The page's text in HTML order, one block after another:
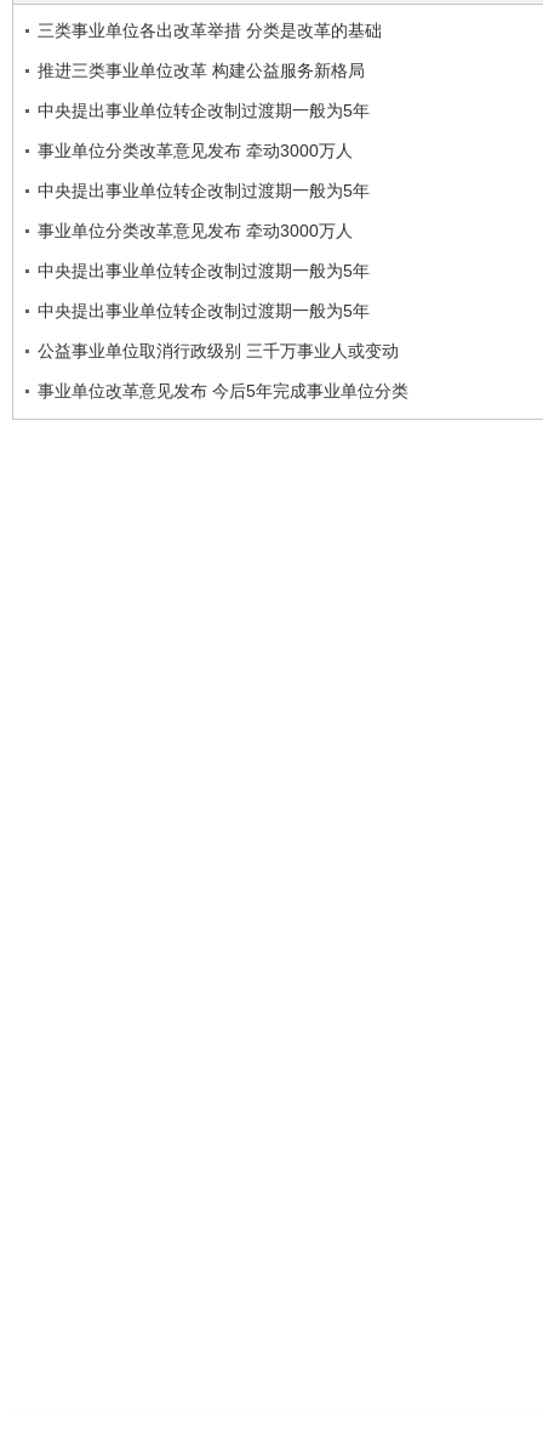
三类事业单位各出改革举措 分类是改革的基础
推进三类事业单位改革 构建公益服务新格局
中央提出事业单位转企改制过渡期一般为5年
事业单位分类改革意见发布 牵动3000万人
中央提出事业单位转企改制过渡期一般为5年
事业单位分类改革意见发布 牵动3000万人
中央提出事业单位转企改制过渡期一般为5年
中央提出事业单位转企改制过渡期一般为5年
公益事业单位取消行政级别 三千万事业人或变动
事业单位改革意见发布 今后5年完成事业单位分类